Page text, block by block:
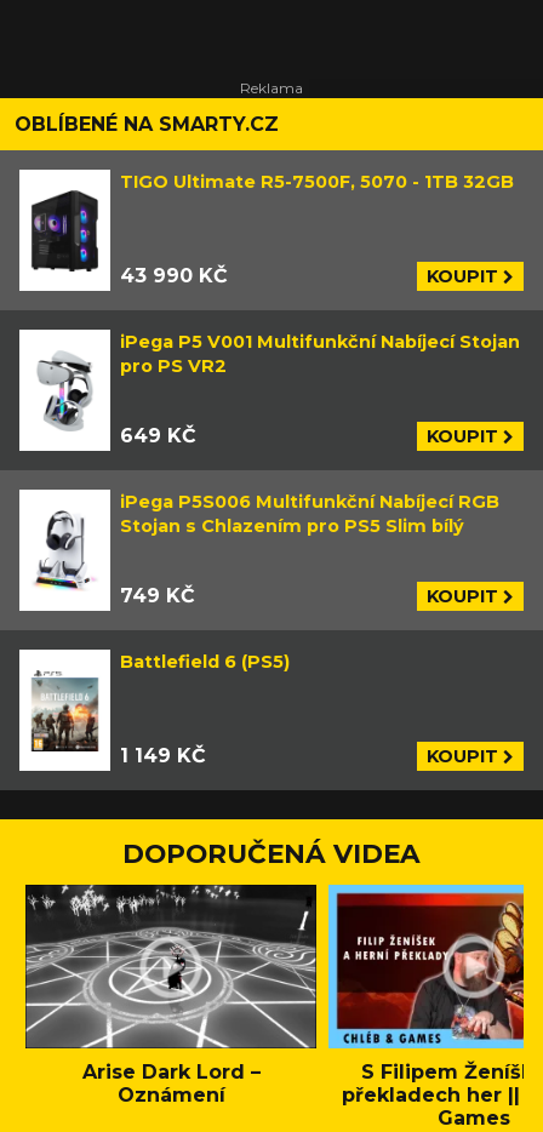
OBLÍBENÉ NA SMARTY.CZ
TIGO Ultimate R5-7500F, 5070 - 1TB 32GB
43 990 KČ KOUPIT
iPega P5 V001 Multifunkční Nabíjecí Stojan
pro PS VR2
649 KČ KOUPIT
iPega P5S006 Multifunkční Nabíjecí RGB
Stojan s Chlazením pro PS5 Slim bílý
749 KČ KOUPIT
Battlefield 6 (PS5)
1 149 KČ KOUPIT
DOPORUČENÁ VIDEA
Arise Dark Lord –
Oznámení
S Filipem
překladech her ||
Games